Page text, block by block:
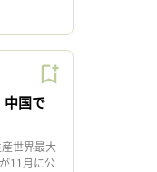
中国で
世界最大
11月に公